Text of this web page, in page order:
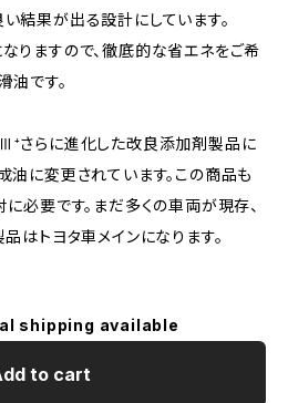
結果が出る設計にしています。
ますので、徹底的な省エネをご希
油です。
さらに進化した改良添加剤製品に
油に変更されています。この商品も
必要です。まだ多くの車両が現存、
はトヨタ車メインになります。
shipping available
to cart